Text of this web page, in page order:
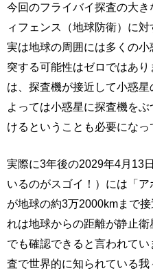
今回のフライバイ探査の大
ィフェンス（地球防衛）に対
実は地球の周囲には多くの
突する可能性はゼロではあ
は、探査機が接近して小惑
よっては小惑星に探査機を
けるということも必要になっ
実際に3年後の2029年4月13
いるのがスゴイ！）には「
が地球の約3万2000kmまで
れは地球からの距離が静止
でも確認できると言われて
査で世界的に知られている